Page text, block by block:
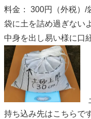
料金： 300円（外税）/
袋に土を詰め過ぎない
中身を出し易い様に口
持ち込み先はこちらで